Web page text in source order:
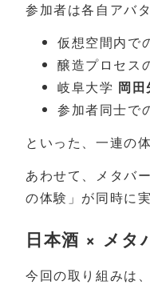
参加者は各自アバ
仮想空間内で
醸造プロセス
岐阜大学 岡田
参加者同士で
といった、一連の
あわせて、メタバ
の体験」が同時に
日本酒 × メタ
今回の取り組みは